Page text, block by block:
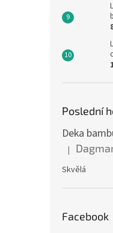
Poslední
Hodnocení
|
Skvělá
Facebook